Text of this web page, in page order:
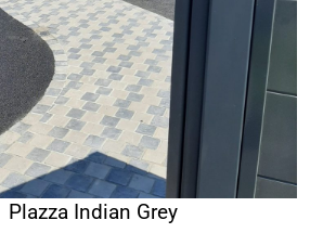
Plazza Indian Grey